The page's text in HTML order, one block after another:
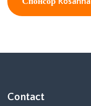
Contact